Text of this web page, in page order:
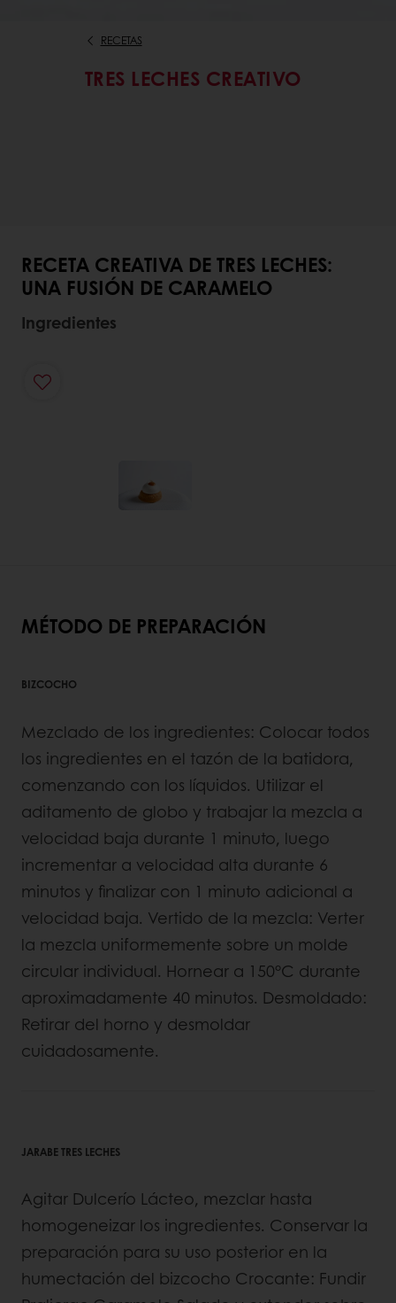
RECETAS
TRES LECHES CREATIVO
RECETA CREATIVA DE TRES LECHES:
UNA FUSIÓN DE CARAMELO
Ingredientes
MÉTODO DE PREPARACIÓN
BIZCOCHO
Mezclado de los ingredientes: Colocar todos
los ingredientes en el tazón de la batidora,
comenzando con los líquidos. Utilizar el
aditamento de globo y trabajar la mezcla a
velocidad baja durante 1 minuto, luego
incrementar a velocidad alta durante 6
minutos y finalizar con 1 minuto adicional a
velocidad baja. Vertido de la mezcla: Verter
la mezcla uniformemente sobre un molde
circular individual. Hornear a 150°C durante
aproximadamente 40 minutos. Desmoldado:
Retirar del horno y desmoldar
cuidadosamente.
JARABE TRES LECHES
Agitar Dulcerío Lácteo, mezclar hasta
homogeneizar los ingredientes. Conservar la
preparación para su uso posterior en la
humectación del bizcocho Crocante: Fundir